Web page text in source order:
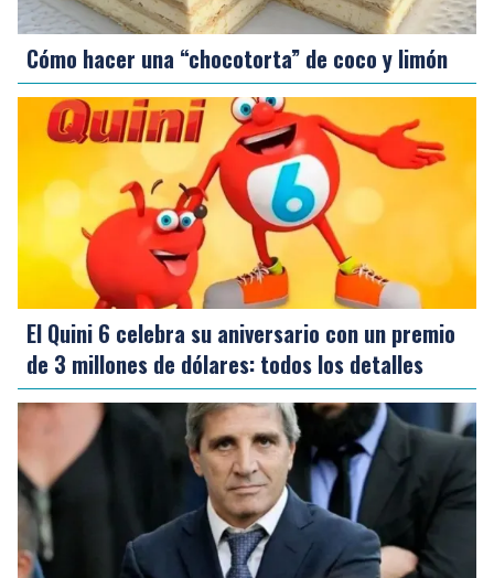
Cómo hacer una “chocotorta” de coco y limón
El Quini 6 celebra su aniversario con un premio
de 3 millones de dólares: todos los detalles